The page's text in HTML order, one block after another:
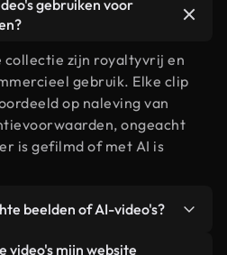
gebruiken voor
collectie zijn royaltyvrij en
gebruik. Elke clip
op naleving van
ongeacht
is gefilmd of met AI is
beelden of AI-video's?
bibliotheek die bestaat
video's mijn website